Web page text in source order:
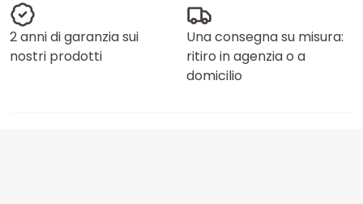
2 anni di garanzia sui
nostri prodotti
Una consegna su misura:
ritiro in agenzia o a
domicilio